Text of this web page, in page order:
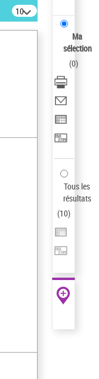
10
résultats/page
Ma
sélection
(0)
Tous les
résultats
(10)